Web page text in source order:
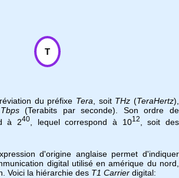
T
du préfixe Tera , soit THz (TeraHertz),
Tbps(Terabits par seconde). Son ordre de
à 240 , lequel correspond à 1012
, soit des
d'origine anglaise permet d'indiquer
digital utilisé en amérique du nord,
Voici la hiérarchie des T1 Carrier digital: